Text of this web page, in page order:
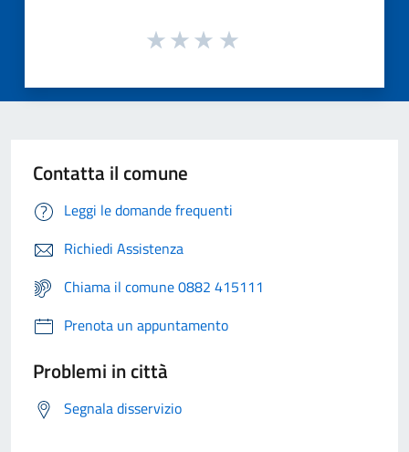
Contatta il comune
Leggi le domande frequenti
Richiedi Assistenza
Chiama il comune 0882 415111
Prenota un appuntamento
Problemi in città
Segnala disservizio